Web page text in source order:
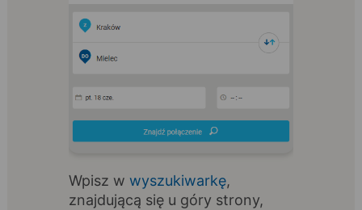
Wpisz w wyszukiwarkę,
znajdującą się u góry strony,